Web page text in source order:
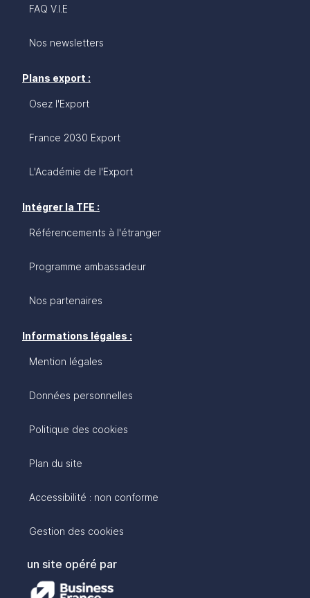
FAQ V.I.E
Nos newsletters
Plans export :
Osez l'Export
France 2030 Export
L'Académie de l'Export
Intégrer la TFE :
Référencements à l'étranger
Programme ambassadeur
Nos partenaires
Informations légales :
Mention légales
Données personnelles
Politique des cookies
Plan du site
Accessibilité : non conforme
Gestion des cookies
un site opéré par